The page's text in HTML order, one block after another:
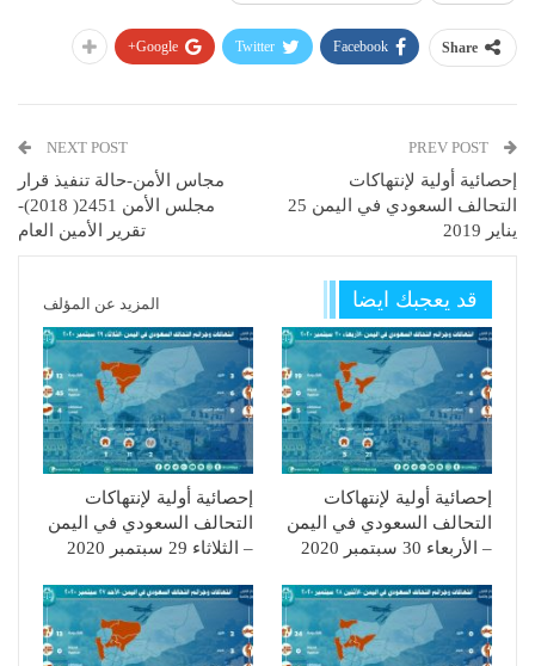
Share
Facebook
Twitter
Google+
إحصائية أولية لإنتهاكات
التحالف السعودي في اليمن 25
يناير 2019
NEXT POST
مجاس الأمن-حالة تنفيذ قرار
مجلس الأمن 2451( 2018)-
تقرير الأمين العام
قد يعجبك ايضا المزيد عن المؤلف
إحصائية أولية لإنتهاكات
التحالف السعودي في اليمن
– الأربعاء 30 سبتمبر 2020
إحصائية أولية لإنتهاكات
التحالف السعودي في اليمن
– الثلاثاء 29 سبتمبر 2020